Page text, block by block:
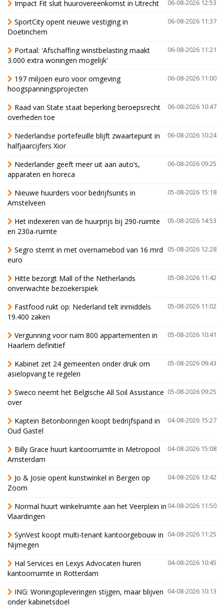
06-08-2026 12:53
Impact Fit sluit huurovereenkomst in Utrecht
06-08-2026 11:37
SportCity opent nieuwe vestiging in
Doetinchem
06-08-2026 11:21
Portaal: 'Afschaffing winstbelasting maakt
3.000 extra woningen mogelijk'
06-08-2026 11:00
197 miljoen euro voor omgeving
hoogspanningsprojecten
06-08-2026 10:47
Raad van State staat beperking beroepsrecht
overheden toe
06-08-2026 10:24
Nederlandse portefeuille blijft zwaartepunt in
halfjaarcijfers Xior
06-08-2026 09:25
Nederlander geeft meer uit aan auto’s,
apparaten en horeca
05-08-2026 15:18
Nieuwe huurders voor bedrijfsunits in
Amstelveen
05-08-2026 14:53
Het indexeren van de huurprijs bij 290-ruimte
en 230a-ruimte
05-08-2026 12:28
Segro stemt in met overnamebod van 16 mrd
euro
05-08-2026 11:42
Hitte bezorgt Mall of the Netherlands
onverwachte bezoekerspiek
05-08-2026 11:02
Fastfood rukt op: Nederland telt inmiddels
19.400 zaken
05-08-2026 10:41
Vergunning voor ruim 800 appartementen in
Haarlem definitief
05-08-2026 09:43
Kabinet zet 24 gemeenten onder druk om
asielopvang te regelen
05-08-2026 09:25
Sweco neemt het Belgische All Soil Assistance
over
04-08-2026 15:27
Kaptein Betonboringen koopt bedrijfspand in
Oud Gastel
04-08-2026 15:08
Billy Grace huurt kantoorruimte in Metropool
Amsterdam
04-08-2026 13:42
Jo & Josie opent kunstwinkel in Bergen op
Zoom
04-08-2026 11:50
Normal huurt winkelruimte aan het Veerplein in
Vlaardingen
04-08-2026 11:25
SynVest koopt multi-tenant kantoorgebouw in
Nijmegen
04-08-2026 10:45
Hal Services en Lexys Advocaten huren
kantoorruimte in Rotterdam
04-08-2026 10:13
ING: Woningopleveringen stijgen, maar blijven
onder kabinetsdoel